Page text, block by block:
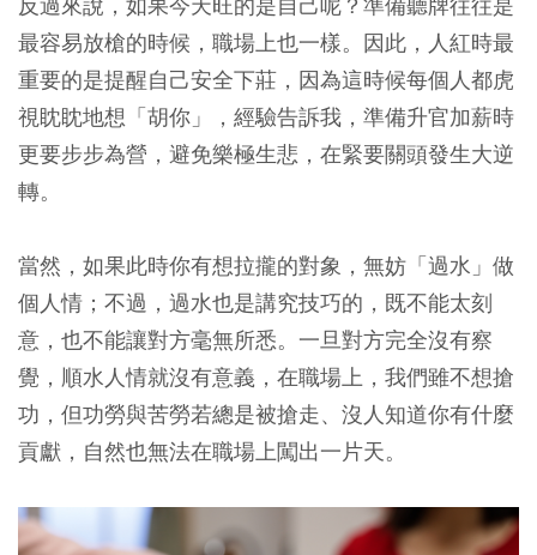
最容易放槍的時候，職場上也一樣。因此，人紅時最
重要的是提醒自己安全下莊，因為這時候每個人都虎
視眈眈地想「胡你」，經驗告訴我，準備升官加薪時
更要步步為營，避免樂極生悲，在緊要關頭發生大逆
轉。
當然，如果此時你有想拉攏的對象，無妨「過水」做
個人情；不過，過水也是講究技巧的，既不能太刻
意，也不能讓對方毫無所悉。一旦對方完全沒有察
覺，順水人情就沒有意義，在職場上，我們雖不想搶
功，但功勞與苦勞若總是被搶走、沒人知道你有什麼
貢獻，自然也無法在職場上闖出一片天。